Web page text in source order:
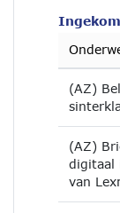
(AZ)
(AZ)
digitaal
van